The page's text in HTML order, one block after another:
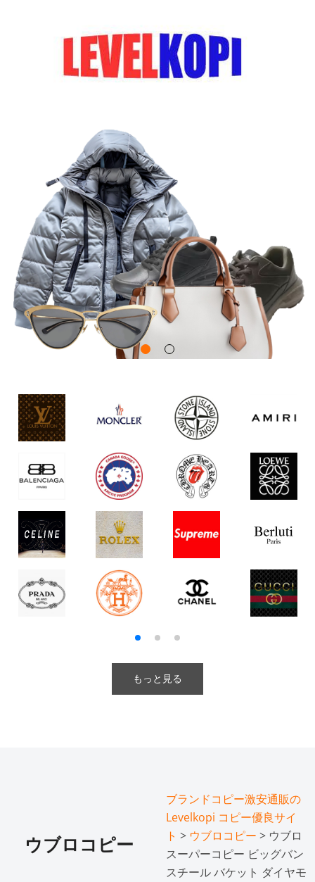
もっと見る
ウブロコピー
ブランドコピー激安通販の
Levelkopi コピー優良サイ
ト > ウブロコピー > ウブロ
スーパーコピー ビッグバン
スチール バケット ダイヤモ